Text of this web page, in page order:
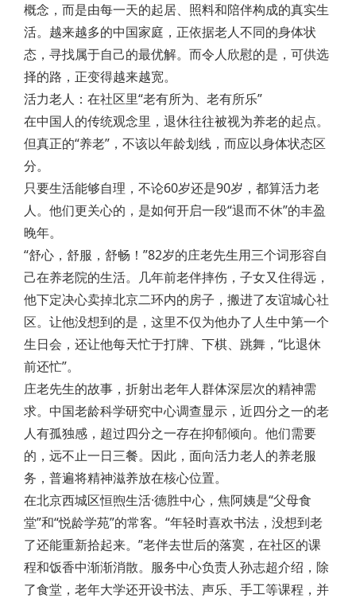
概念，而是由每一天的起居、照料和陪伴构成的真实生
活。越来越多的中国家庭，正依据老人不同的身体状
态，寻找属于自己的最优解。而令人欣慰的是，可供选
择的路，正变得越来越宽。
活力老人：在社区里“老有所为、老有所乐”
在中国人的传统观念里，退休往往被视为养老的起点。
但真正的“养老”，不该以年龄划线，而应以身体状态区
分。
只要生活能够自理，不论60岁还是90岁，都算活力老
人。他们更关心的，是如何开启一段“退而不休”的丰盈
晚年。
“舒心，舒服，舒畅！”82岁的庄老先生用三个词形容自
己在养老院的生活。几年前老伴摔伤，子女又住得远，
他下定决心卖掉北京二环内的房子，搬进了友谊城心社
区。让他没想到的是，这里不仅为他办了人生中第一个
生日会，还让他每天忙于打牌、下棋、跳舞，“比退休
前还忙”。
庄老先生的故事，折射出老年人群体深层次的精神需
求。中国老龄科学研究中心调查显示，近四分之一的老
人有孤独感，超过四分之一存在抑郁倾向。他们需要
的，远不止一日三餐。因此，面向活力老人的养老服
务，普遍将精神滋养放在核心位置。
在北京西城区恒煦生活·德胜中心，焦阿姨是“父母食
堂”和“悦龄学苑”的常客。“年轻时喜欢书法，没想到老
了还能重新拾起来。”老伴去世后的落寞，在社区的课
程和饭香中渐渐消散。服务中心负责人孙志超介绍，除
了食堂，老年大学还开设书法、声乐、手工等课程，并